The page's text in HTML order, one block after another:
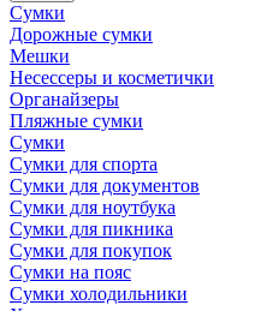
Сумки
Дорожные сумки
Мешки
Несессеры и косметички
Органайзеры
Пляжные сумки
Сумки
Сумки для спорта
Сумки для документов
Сумки для ноутбука
Сумки для пикника
Сумки для покупок
Сумки на пояс
Сумки холодильники